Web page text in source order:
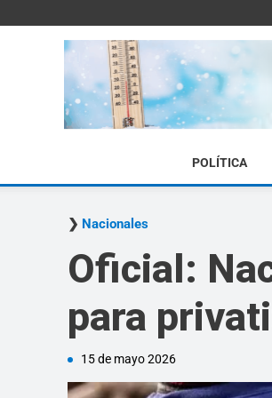
POLÍTICA
Nacionales
Oficial:
para
15 de mayo 2026